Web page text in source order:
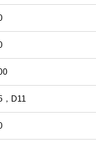
D11